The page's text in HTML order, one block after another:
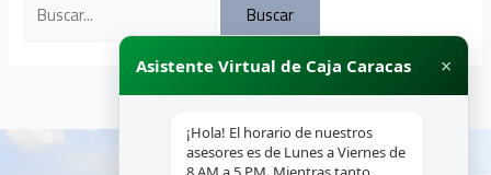
por:
Asistente Virtual de Caja Caracas ×
¡Hola! El horario de nuestros
asesores es de Lunes a Viernes de